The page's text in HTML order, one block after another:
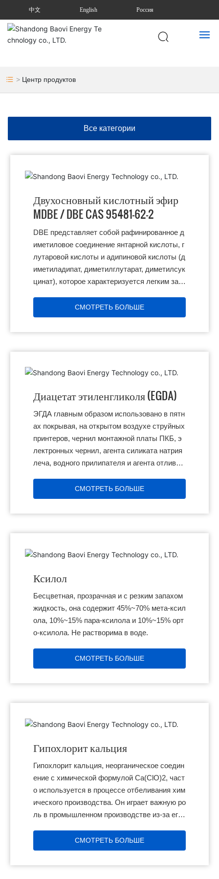
中文 English Россия
НОВОСТИ
Центр продуктов
Все категории
Двухосновный кислотный эфир
MDBE / DBE CAS 95481-62-2
DBE представляет собой рафинированное д
иметиловое соединение янтарной кислоты, г
лутаровой кислоты и адипиновой кислоты (д
иметиладипат, диметилглутарат, диметилсук
цинат), которое характеризуется легким зап
СМОТРЕТЬ БОЛЬШЕ
Диацетат этиленгликоля (EGDA)
ЭГДА главным образом использовано в пятн
ах покрывая, на открытом воздухе струйных
принтеров, чернил монтажной платы ПКБ, э
лектронных чернил, агента силиката натрия
леча, водного прилипателя и агента отливки
СМОТРЕТЬ БОЛЬШЕ
Ксилол
Бесцветная, прозрачная и с резким запахом
жидкость, она содержит 45%~70% мета-ксил
ола, 10%~15% пара-ксилола и 10%~15% орт
о-ксилола. Не растворима в воде.
СМОТРЕТЬ БОЛЬШЕ
Гипохлорит кальция
Гипохлорит кальция, неорганическое соедин
ение с химической формулой Ca(ClO)2, част
о используется в процессе отбеливания хим
ического производства. Он играет важную ро
ль в промышленном производстве из-за его
СМОТРЕТЬ БОЛЬШЕ